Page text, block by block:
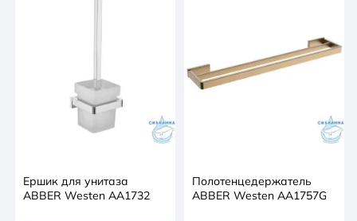
Ершик для унитаза
ABBER Westen AA1732
Полотенцедержатель
ABBER Westen AA1757G